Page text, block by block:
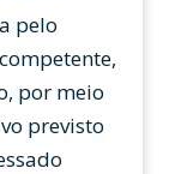
pelo
por meio
previsto